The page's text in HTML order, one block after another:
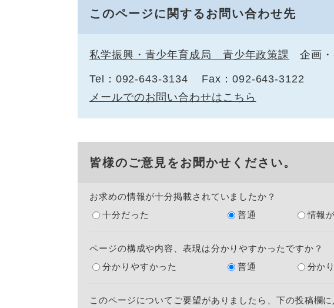
このページに関するお問い合わせ先
私学振興・青少年育成局 青少年政策課 企画
Tel：092-643-3134
Fax：092-643-3122
メールでのお問い合わせはこちら
皆様のご意見をお聞かせください。
お求めの情報が十分掲載されていましたか？
十分だった
普通 情報
ページの構成や内容、表現は分かりやすかったですか？
分かりやすかった
普通 分か
このページについてご要望がありましたら、下の投稿欄に